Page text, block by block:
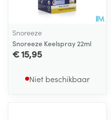
Snoreeze
Snoreeze Keelspray 22ml
€ 15,95
Niet beschikbaar